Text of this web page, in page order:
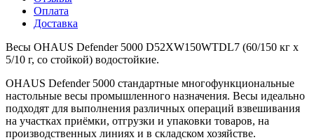
Оплата
Доставка
Весы OHAUS Defender 5000 D52XW150WTDL7 (60/150 кг x
5/10 г, со стойкой) водостойкие.
OHAUS Defender 5000 стандартные многофункциональные
настольные весы промышленного назначения. Весы идеально
подходят для выполнения различных операций взвешивания
на участках приёмки, отгрузки и упаковки товаров, на
производственных линиях и в складском хозяйстве.